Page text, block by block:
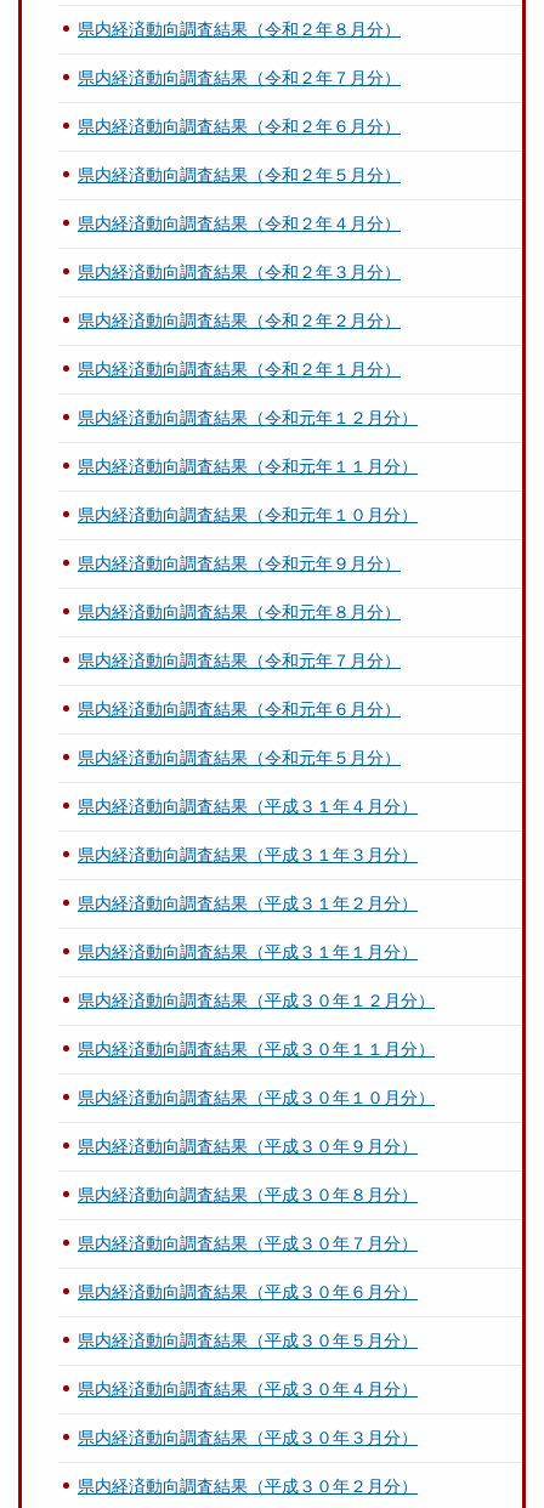
県内経済動向調査結果（令和２年８月分）
県内経済動向調査結果（令和２年７月分）
県内経済動向調査結果（令和２年６月分）
県内経済動向調査結果（令和２年５月分）
県内経済動向調査結果（令和２年４月分）
県内経済動向調査結果（令和２年３月分）
県内経済動向調査結果（令和２年２月分）
県内経済動向調査結果（令和２年１月分）
県内経済動向調査結果（令和元年１２月分）
県内経済動向調査結果（令和元年１１月分）
県内経済動向調査結果（令和元年１０月分）
県内経済動向調査結果（令和元年９月分）
県内経済動向調査結果（令和元年８月分）
県内経済動向調査結果（令和元年７月分）
県内経済動向調査結果（令和元年６月分）
県内経済動向調査結果（令和元年５月分）
県内経済動向調査結果（平成３１年４月分）
県内経済動向調査結果（平成３１年３月分）
県内経済動向調査結果（平成３１年２月分）
県内経済動向調査結果（平成３１年１月分）
県内経済動向調査結果（平成３０年１２月分）
県内経済動向調査結果（平成３０年１１月分）
県内経済動向調査結果（平成３０年１０月分）
県内経済動向調査結果（平成３０年９月分）
県内経済動向調査結果（平成３０年８月分）
県内経済動向調査結果（平成３０年７月分）
県内経済動向調査結果（平成３０年６月分）
県内経済動向調査結果（平成３０年５月分）
県内経済動向調査結果（平成３０年４月分）
県内経済動向調査結果（平成３０年３月分）
県内経済動向調査結果（平成３０年２月分）